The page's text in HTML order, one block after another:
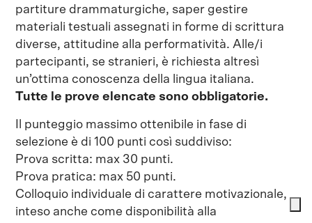
partiture drammaturgiche, saper gestire
materiali testuali assegnati in forme di scrittura
diverse, attitudine alla performatività. Alle/i
partecipanti, se stranieri, è richiesta altresì
un’ottima conoscenza della lingua italiana.
Tutte le prove elencate sono obbligatorie.
Il punteggio massimo ottenibile in fase di
selezione è di 100 punti così suddiviso:
Prova scritta: max 30 punti.
Prova pratica: max 50 punti.
Colloquio individuale di carattere motivazionale,
inteso anche come disponibilità alla